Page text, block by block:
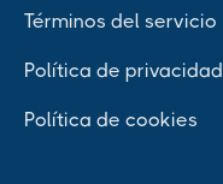
Términos del servicio
Política de privacidad
Política de cookies